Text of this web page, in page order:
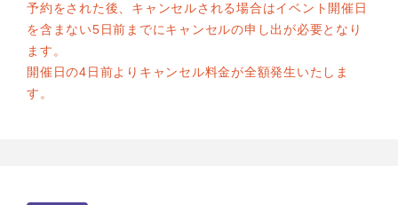
予約をされた後、キャンセルされる場合はイベント開催日
を含まない5日前までにキャンセルの申し出が必要となり
ます。
開催日の4日前よりキャンセル料金が全額発生いたしま
す。